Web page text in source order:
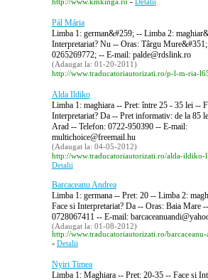
http://www.kmkinga.ro
Detalii
Pál Mária
Limba 1: german&#259; -- Limba 2:
Interpretariat? Nu -- Oras: Târgu
0265269772; -- E-mail: palde@rdslink.ro
(Adaugat la: 01-20-2011)
http://www.traducatoriautorizati.ro/p-l-m-ria-
Alda Ildiko
Limba 1: maghiara -- Pret: între 25 - 35 lei --
Interpretariat? Da -- Pret informativ: de la 85
Arad -- Telefon: 0722-950390 -- E-mail:
multichoice@freemail.hu
(Adaugat la: 04-05-2012)
http://www.traducatoriautorizati.ro/alda-ildiko-
Detalii
Barcaceanu Andrea
Limba 1: germana -- Pret: 20 -- Limba 2:
Face si Interpretariat? Da -- Oras: Baia Mare
0728067411 -- E-mail:
(Adaugat la: 01-08-2012)
http://www.traducatoriautorizati.ro/
- Detalii
Nyiri Timea
Limba 1: Maghiara -- Pret: 20-35 -- Face si